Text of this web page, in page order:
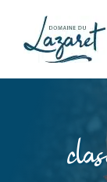
content